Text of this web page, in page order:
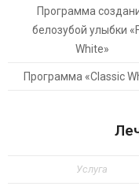
Программа
белозубой улыбки
White»
Программа «Classic
Услуга